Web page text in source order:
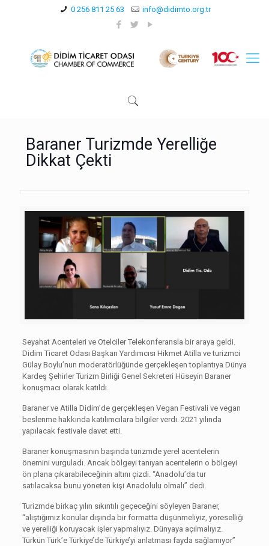
0 256 811 25 63 info@didimto.org.tr
Baraner Turizmde Yerelliğe
Dikkat Çekti
Seyahat Acenteleri ve Otelciler Telekonferansla bir araya geldi.
Didim Ticaret Odası Başkan Yardımcısı Hikmet Atilla ve turizmci
Gülay Boylu’nun moderatörlüğünde gerçekleşen toplantıya Dünya
Kardeş Şehirler Turizm Birliği Genel Sekreteri Hüseyin Baraner
konuşmacı olarak katıldı.
Baraner ve Atilla Didim’de gerçekleşen Vegan Festivali ve vegan
beslenme hakkında katılımcılara bilgiler verdi. 2021 yılında
yapılacak festivale davet etti.
Baraner konuşmasının başında turizmde yerel acentelerin
önemini vurguladı. Ancak bölgeyi tanıyan acentelerin o bölgeyi
ön plana çıkarabileceğinin altını çizdi. “Anadolu’da tur
satılacaksa bunu yöneten kişi Anadolulu olmalı” dedi.
Turizmde birkaç yılın sıkıntılı geçeceğini söyleyen Baraner,
“alıştığımız konular dışında bir formatta düşünmeliyiz, yöreselliği
ve yerelliği koruyacak işler yapmalıyız. Dünyaya açılmalıyız.
Türkün Türk’e Türkiye’de Türkiye’yi anlatması fayda sağlamıyor”